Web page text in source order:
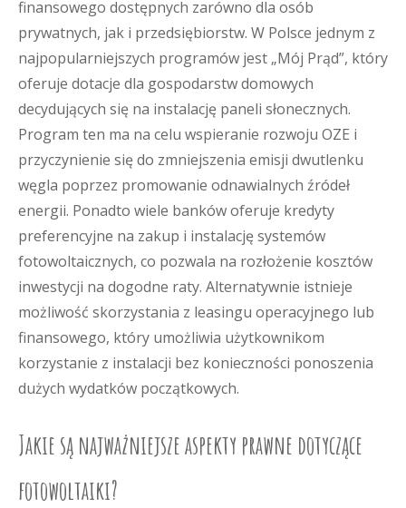
finansowego dostępnych zarówno dla osób
prywatnych, jak i przedsiębiorstw. W Polsce jednym z
najpopularniejszych programów jest „Mój Prąd”, który
oferuje dotacje dla gospodarstw domowych
decydujących się na instalację paneli słonecznych.
Program ten ma na celu wspieranie rozwoju OZE i
przyczynienie się do zmniejszenia emisji dwutlenku
węgla poprzez promowanie odnawialnych źródeł
energii. Ponadto wiele banków oferuje kredyty
preferencyjne na zakup i instalację systemów
fotowoltaicznych, co pozwala na rozłożenie kosztów
inwestycji na dogodne raty. Alternatywnie istnieje
możliwość skorzystania z leasingu operacyjnego lub
finansowego, który umożliwia użytkownikom
korzystanie z instalacji bez konieczności ponoszenia
dużych wydatków początkowych.
Jakie są najważniejsze aspekty prawne dotyczące
fotowoltaiki?